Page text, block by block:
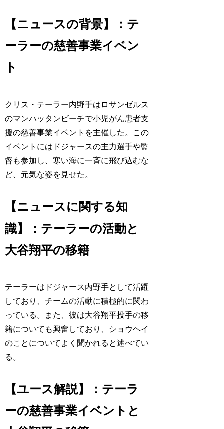
【ニュースの背景】：テ
ーラーの慈善事業イベン
ト
クリス・テーラー内野手はロサンゼルス
のマンハッタンビーチで小児がん患者支
援の慈善事業イベントを主催した。この
イベントにはドジャースの主力選手や監
督も参加し、寒い海に一斉に飛び込むな
ど、元気な姿を見せた。
【ニュースに関する知
識】：テーラーの活動と
大谷翔平の移籍
テーラーはドジャース内野手として活躍
しており、チームの活動に積極的に関わ
っている。また、彼は大谷翔平投手の移
籍についても興奮しており、ショウヘイ
のことについてよく聞かれると述べてい
る。
【ユース解説】：テーラ
ーの慈善事業イベントと